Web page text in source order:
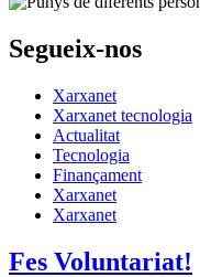
Segueix-nos
Xarxanet
Xarxanet tecnologia
Actualitat
Tecnologia
Finançament
Xarxanet
Xarxanet
Fes Voluntariat!